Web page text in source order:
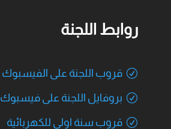
قروب اللجنة على الفيسبوك
بروفايل اللجنة على فيسبوك
قروب سنة اولى للكهربائية